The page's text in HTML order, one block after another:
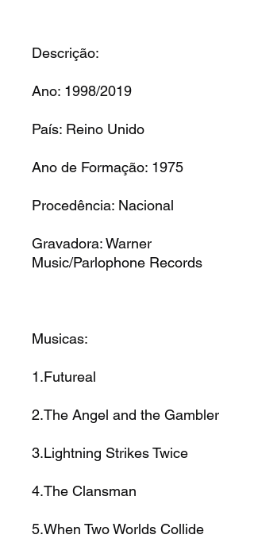
Descrição:
Ano: 1998/2019
País: Reino Unido
Ano de Formação: 1975
Procedência: Nacional
Gravadora: Warner
Music/Parlophone Records
Musicas:
1.Futureal
2.The Angel and the Gambler
3.Lightning Strikes Twice
4.The Clansman
5.When Two Worlds Collide